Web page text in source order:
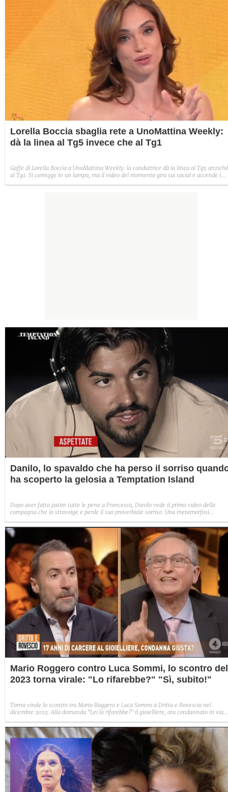
Lorella Boccia sbaglia rete a UnoMattina Weekly:
dà la linea al Tg5 invece che al Tg1
Gaffe di Lorella Boccia a UnoMattina Weekly: la conduttrice dà la linea al Tg5 anziché
al Tg1. Si corregge in un lampo, ma il video del momento gira sui social e accende i
Danilo, lo spavaldo che ha perso il sorriso
ha scoperto la gelosia a Temptation Island
Dopo aver fatto patire tutte le pene a Francesca, Danilo vede il primo video della
compagna che lo stravolge e perde il suo proverbiale sorriso. Una metamorfosi
Mario Roggero contro Luca Sommi, lo scontro del
2023 torna virale: "Lo rifarebbe?" "Sì, subito!"
Torna virale lo scontro tra Mario Roggero e Luca Sommi a Dritto e Rovescio nel
dicembre 2023. Alla domanda "Lei lo rifarebbe?" il gioielliere, ora condannato in via